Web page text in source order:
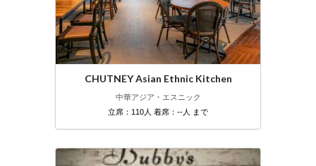
CHUTNEY Asian Ethnic Kitchen
中華アジア・エスニック
立席：110人 着席：--人 まで